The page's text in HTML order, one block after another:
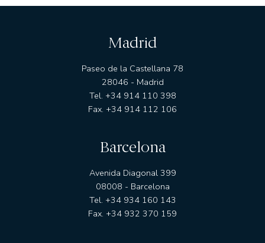
Madrid
Paseo de la Castellana 78
28046 - Madrid
Tel. +34 914 110 398
Fax. +34 914 112 106
Barcelona
Avenida Diagonal 399
08008 - Barcelona
Tel. +34 934 160 143
Fax. +34 932 370 159